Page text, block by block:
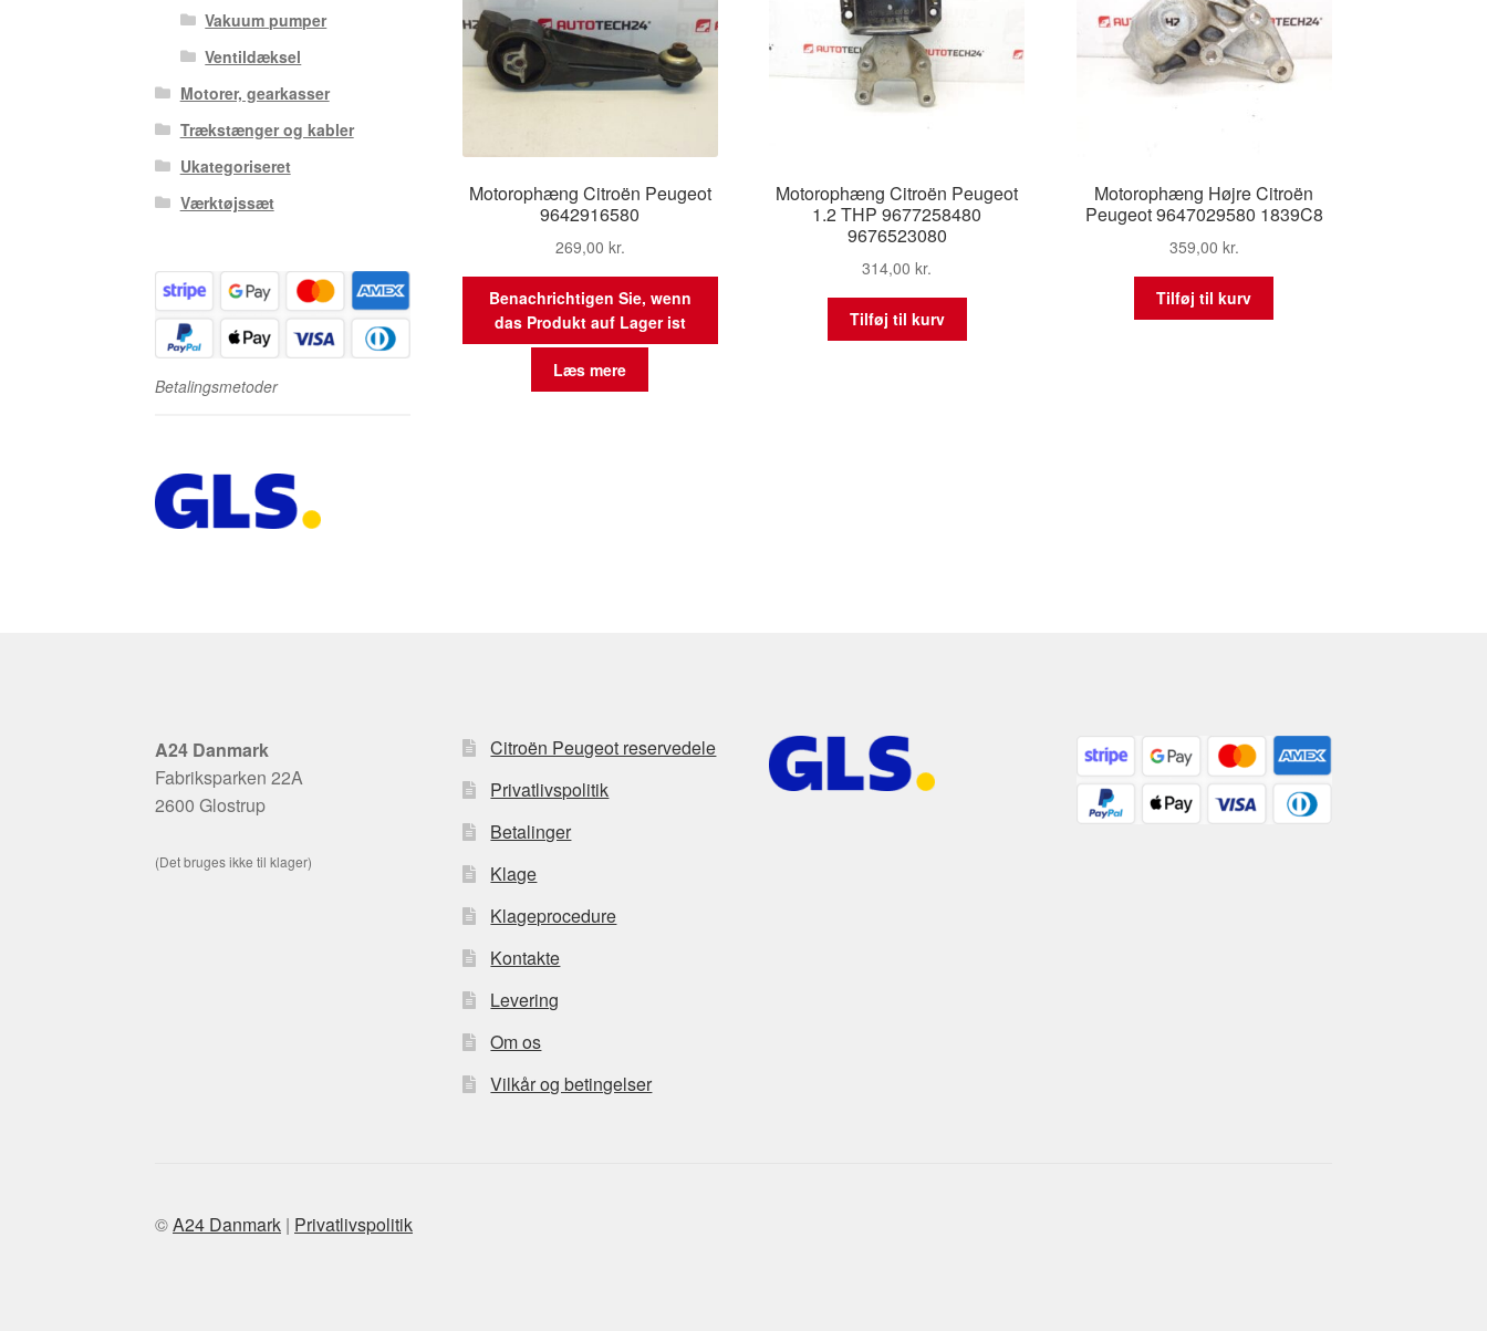
Motorophæng Citroën Peugeot
9642916580
269,00 kr.
Benachrichtigen Sie, wenn
das Produkt auf Lager ist
Læs mere
Motorophæng Citroën Peugeot
1.2 THP 9677258480
9676523080
314,00kr.
Tilføj til kurv
Motorophæng Højre Citroën
Peugeot 9647029580 1839C8
359,00 kr.
Tilføj til kurv
Vakuum pumper
Ventildæksel
Motorer, gearkasser
Trækstænger og kabler
Ukategoriseret
Værktøjssæt
Betalingsmetoder
A24 Danmark
Fabriksparken 22A
2600 Glostrup
(Det bruges ikke til klager)
Citroën Peugeot reservedele
Privatlivspolitik
Betalinger
Klage
Klageprocedure
Kontakte
Levering
Om os
Vilkår og betingelser
©A24 Danmark | Privatlivspolitik